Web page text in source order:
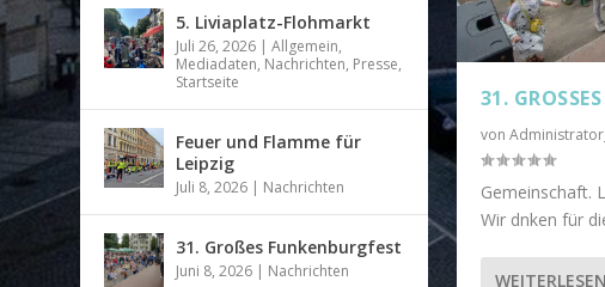
31.
von
Gemeinschaft.
Wir dnken für
WEITERLESEN
5. Liviaplatz-Flohmarkt
Juli 26, 2026 |Allgemein,
Mediadaten, Nachrichten, Presse,
Startseite
Feuer und Flamme für
Leipzig
Juli 8, 2026 | Nachrichten
31. Großes Funkenburgfest
Juni 8, 2026 | Nachrichten